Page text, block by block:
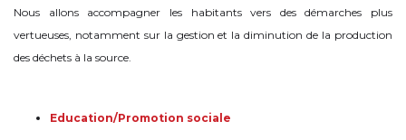
Nous allons accompagner les habitants vers des démarches plus
vertueuses, notamment sur la gestion et la diminution de la production
des déchets à la source.
Education/Promotion sociale